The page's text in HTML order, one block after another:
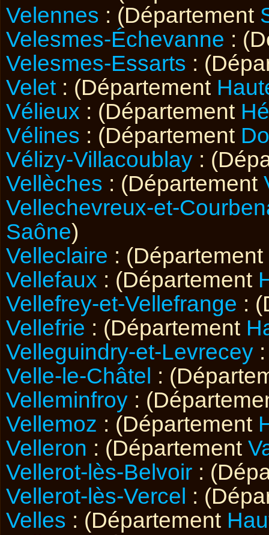
Velennes : (Département
Velesmes-Échevanne :
Velesmes-Essarts :
Velet : (Département
Vélieux : (Département
Vélines : (Département
Vélizy-Villacoublay :
Vellèches : (Département
Vellechevreux-et-
Saône)
Velleclaire : (Département
Vellefaux : (Département
Vellefrey-et-Vellefrange :
Vellefrie : (Département
Velleguindry-et-Levrecey
Velle-le-Châtel :
Velleminfroy :
Vellemoz : (Département
Velleron : (Département
Vellerot-lès-Belvoir :
Vellerot-lès-Vercel :
Velles : (Département